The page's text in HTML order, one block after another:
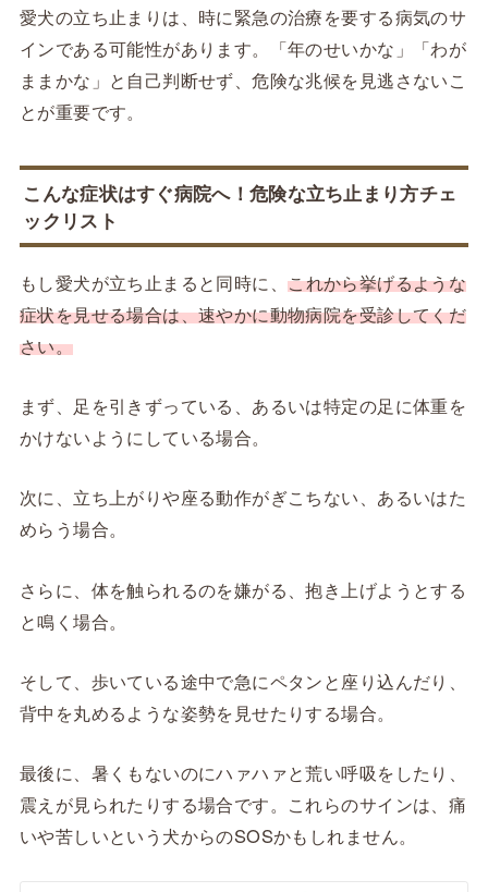
愛犬の立ち止まりは、時に緊急の治療を要する病気のサ
インである可能性があります。「年のせいかな」「わが
ままかな」と自己判断せず、危険な兆候を見逃さないこ
とが重要です。
こんな症状はすぐ病院へ！危険な立ち止まり方チェ
ックリスト
もし愛犬が立ち止まると同時に、これから挙げるような
症状を見せる場合は、速やかに動物病院を受診してくだ
さい。
まず、足を引きずっている、あるいは特定の足に体重を
かけないようにしている場合。
次に、立ち上がりや座る動作がぎこちない、あるいはた
めらう場合。
さらに、体を触られるのを嫌がる、抱き上げようとする
と鳴く場合。
そして、歩いている途中で急にペタンと座り込んだり、
背中を丸めるような姿勢を見せたりする場合。
最後に、暑くもないのにハァハァと荒い呼吸をしたり、
震えが見られたりする場合です。これらのサインは、痛
いや苦しいという犬からのSOSかもしれません。